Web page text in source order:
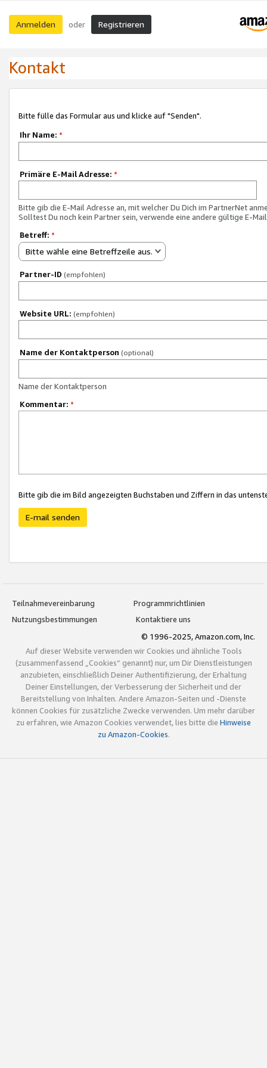
Anmelden oder Registrieren
Kontakt
Bitte fülle das Formular aus und klicke auf "Senden".
Ihr Name: *
Primäre E-Mail Adresse: *
Bitte gib die E-Mail Adresse an, mit welcher Du Dich im PartnerNet
Solltest Du noch kein Partner sein, verwende eine andere gültige E-
Betreff: *
Bitte wähle eine Betreffzeile aus.
Partner-ID (empfohlen)
Website URL: (empfohlen)
Name der Kontaktperson (optional)
Name der Kontaktperson
Kommentar: *
Bitte gib die im Bild angezeigten Buchstaben und Ziffern in das
E-mail senden
Teilnahmevereinbarung
Programmrichtlinien
Nutzungsbestimmungen
Kontaktiere uns
© 1996-2025, Amazon.com, Inc.
Auf dieser Website verwenden wir Cookies und ähnliche Tools
(zusammenfassend „Cookies“ genannt) nur, um Dir Dienstleistungen
anzubieten, einschließlich Deiner Authentifizierung, der Erhaltung
Deiner Einstellungen, der Verbesserung der Sicherheit und der
Bereitstellung von Inhalten. Andere Amazon-Seiten und -Dienste
können Cookies für zusätzliche Zwecke verwenden. Um mehr darüber
zu erfahren, wie Amazon Cookies verwendet, lies bitte die Hinweise
zu Amazon-Cookies.